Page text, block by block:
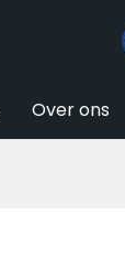
Over ons